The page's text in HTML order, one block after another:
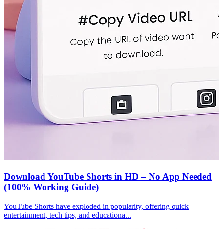
Download YouTube Shorts in HD – No App Needed
(100% Working Guide)
YouTube Shorts have exploded in popularity, offering quick
entertainment, tech tips, and educationa...